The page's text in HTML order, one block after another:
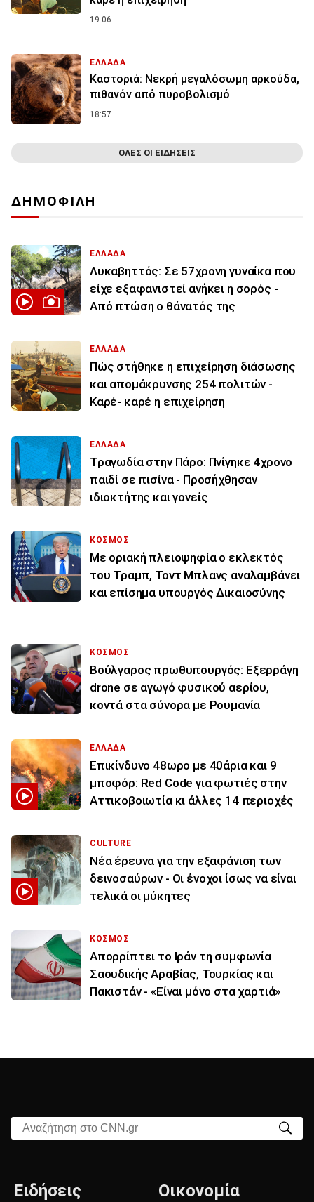
19:06
ΕΛΛΑΔΑ
Καστοριά: Νεκρή μεγαλόσωμη αρκούδα,
πιθανόν από πυροβολισμό
18:57
ΟΛΕΣ ΟΙ ΕΙΔΗΣΕΙΣ
ΔΗΜΟΦΙΛΗ
ΕΛΛΑΔΑ
Λυκαβηττός: Σε 57χρονη γυναίκα που
είχε εξαφανιστεί ανήκει η σορός -
Από πτώση ο θάνατός της
ΕΛΛΑΔΑ
Πώς στήθηκε η επιχείρηση διάσωσης
και απομάκρυνσης 254 πολιτών -
Καρέ- καρέ η επιχείρηση
ΕΛΛΑΔΑ
Τραγωδία στην Πάρο: Πνίγηκε 4χρονο
παιδί σε πισίνα - Προσήχθησαν
ιδιοκτήτης και γονείς
ΚΟΣΜΟΣ
Με οριακή πλειοψηφία ο εκλεκτός
του Τραμπ, Τοντ Μπλανς αναλαμβάνει
και επίσημα υπουργός Δικαιοσύνης
ΚΟΣΜΟΣ
Βούλγαρος πρωθυπουργός: Εξερράγη
drone σε αγωγό φυσικού αερίου,
κοντά στα σύνορα με Ρουμανία
ΕΛΛΑΔΑ
Επικίνδυνο 48ωρο με 40άρια και 9
μποφόρ: Red Code για φωτιές στην
Αττικοβοιωτία κι άλλες 14 περιοχές
CULTURE
Νέα έρευνα για την εξαφάνιση των
δεινοσαύρων - Οι ένοχοι ίσως να είναι
τελικά οι μύκητες
ΚΟΣΜΟΣ
Απορρίπτει το Ιράν τη συμφωνία
Σαουδικής Αραβίας, Τουρκίας και
Πακιστάν - «Είναι μόνο στα χαρτιά»
Αναζήτηση στο CNN.gr
Ειδήσεις Οικονομία